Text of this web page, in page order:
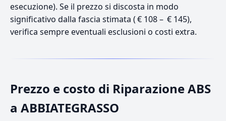
esecuzione). Se il prezzo si discosta in modo
significativo dalla fascia stimata ( € 108 – € 145),
verifica sempre eventuali esclusioni o costi extra.
Prezzo e costo di Riparazione ABS
a ABBIATEGRASSO